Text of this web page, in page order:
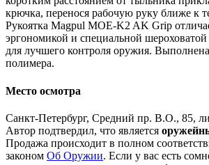
крючка, перенося рабочую руку ближе к
Рукоятка Magpul MOE-K2 AK Grip
эргономикой и специальной
для лучшего контроля оружия.
полимера.
Место осмотра
Санкт-Петербург, Средний пр. В.О., 85,
Автор подтвердил, что является
Продажа происходит в полном
законом Об Оружии. Если у вас есть